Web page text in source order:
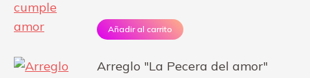
Añadir al carrito
Arreglo "La Pecera del amor"